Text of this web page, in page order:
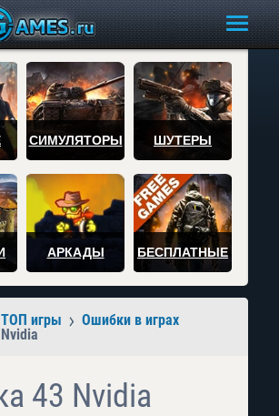
СИМУЛЯТОРЫ ШУТЕРЫ
АРКАДЫ БЕСПЛАТНЫЕ
ТОП игры
Ошибки в играх
43 Nvidia